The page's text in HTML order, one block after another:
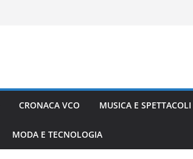
CRONACA VCO MUSICA E SPETTACOLI
MODA E TECNOLOGIA